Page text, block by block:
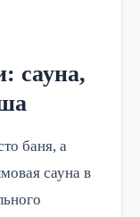
сауна,
баня, а
сауна в